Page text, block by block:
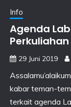
Info
Agenda
29 Juni 2019
kabar teman-
terkait agenda